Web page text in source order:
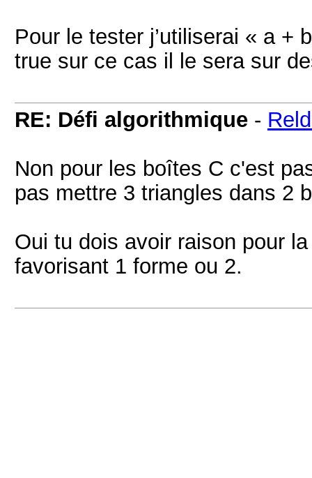
Pour le tester j’utiliserai « a +
true sur ce cas il le sera sur
RE: Défi algorithmique -
Non pour les boîtes C c'est
pas mettre 3 triangles dans 2
Oui tu dois avoir raison pour
favorisant 1 forme ou 2.